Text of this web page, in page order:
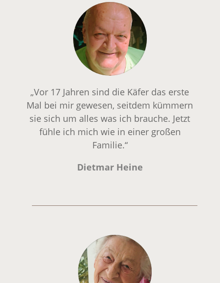
„Vor 17 Jahren sind die Käfer das erste
Mal bei mir gewesen, seitdem kümmern
sie sich um alles was ich brauche. Jetzt
fühle ich mich wie in einer großen
Familie.“
Dietmar Heine